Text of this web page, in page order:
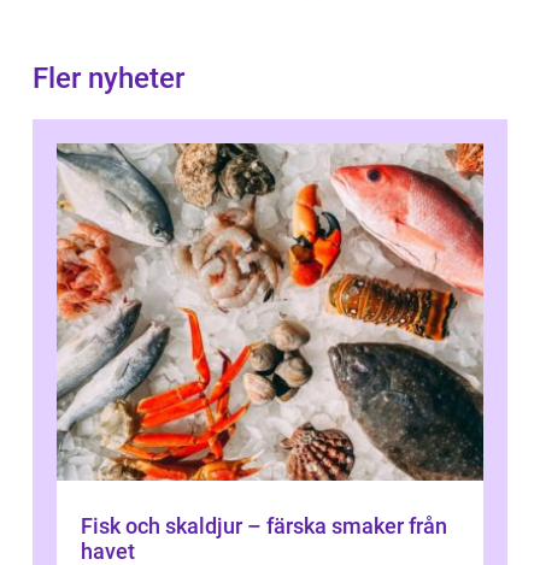
Fler nyheter
Fisk och skaldjur – färska smaker från
havet